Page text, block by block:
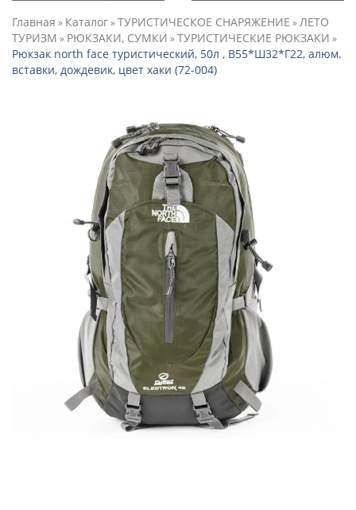
Главная » Каталог»ТУРИСТИЧЕСКОЕ СНАРЯЖЕНИЕ »ЛЕТО
ТУРИЗМ » РЮКЗАКИ, СУМКИ »ТУРИСТИЧЕСКИЕ РЮКЗАКИ »
Рюкзак north face туристический, 50л , В55*Ш32*Г22, алюм.
вставки, дождевик, цвет хаки (72-004)